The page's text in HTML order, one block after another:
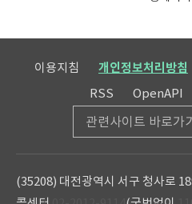
이용지침 개인정보처리방침
RSS
OpenAPI
관련사이트 바로가
(35208) 대전광역시 서구 청사로